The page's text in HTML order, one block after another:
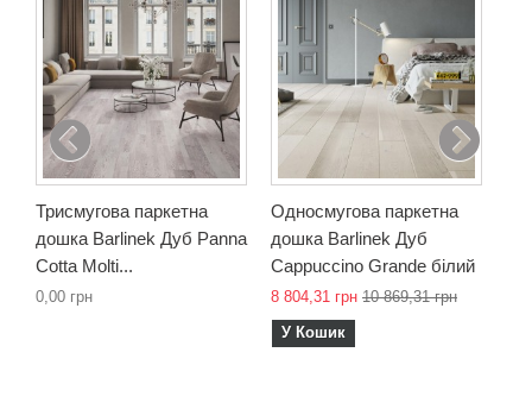
Триcмугова паркетна
дошка Barlinek Дуб Panna
Cotta Molti...
0,00 грн
Односмугова паркетна
дошка Barlinek Дуб
Cappuccino Grande білий
8 804,31 грн 10 869,31 грн
У Кошик